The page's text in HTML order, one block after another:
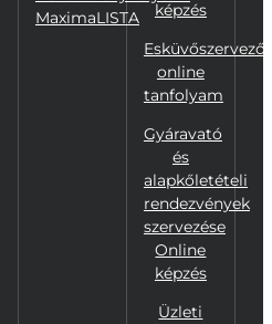
MaximaLISTA
képzés
Esküvőszervező
online
tanfolyam
Gyáravató
és
alapkőletételi
rendezvények
szervezése
Online
képzés
Üzleti